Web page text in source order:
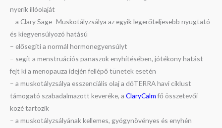
nyerik illóolaját
– a Clary Sage- Muskotályzsálya az egyik legerőteljesebb nyugtató
és kiegyensúlyozó hatású
– elősegíti a normál hormonegyensúlyt
– segít a menstruációs panaszok enyhítésében, jótékony hatást
fejt ki a menopauza idején fellépő tünetek esetén
– a muskotályzsálya esszenciális olaj a dōTERRA havi ciklust
támogató szabadalmazott keveréke, a ClaryCalmfő összetevői
közé tartozik
– a muskotályzsályának kellemes, gyógynövényes és enyhén